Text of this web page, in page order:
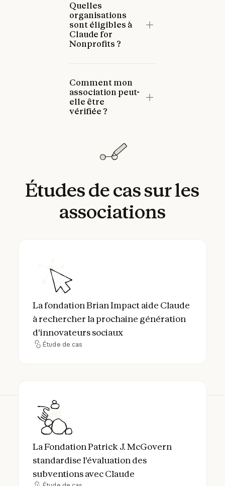
Quelles
organisations
sont éligibles à
Claude for
Nonprofits ?
Comment mon
association peut-
elle être
vérifiée ?
Étudesdecassurles
associations
La fondation Brian Impact aide Claude
à rechercher la prochaine génération
d'innovateurs sociaux
Étude de cas
Étude de cas
La Fondation Patrick J. McGovern
La Fondation Patrick J. McGovern
standardise l'évaluation des
subventions avec Claude